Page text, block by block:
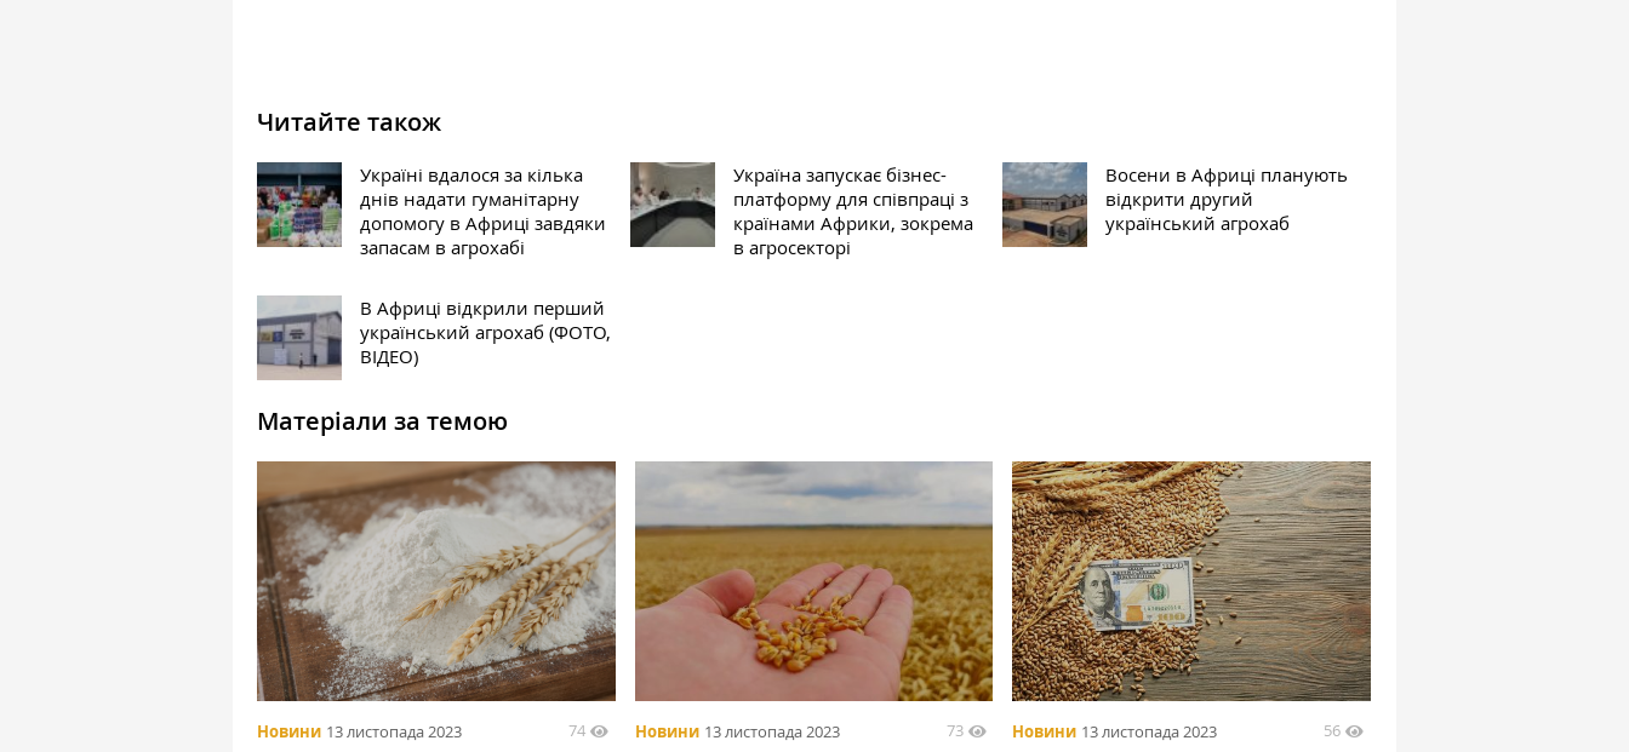
Читайте також
Україні вдалося за кілька
днів надати гуманітарну
допомогу в Африці завдяки
запасам в агрохабі
Україна запускає бізнес-
платформу для співпраці з
країнами Африки, зокрема
в агросекторі
Восени в Африці планують
відкрити другий
український агрохаб
В Африці відкрили перший
український агрохаб (ФОТО,
ВІДЕО)
Матеріали за темою
Новини 13 листопада 2023 74 Новини 13 листопада 2023 73 Новини 13 листопада 2023 56